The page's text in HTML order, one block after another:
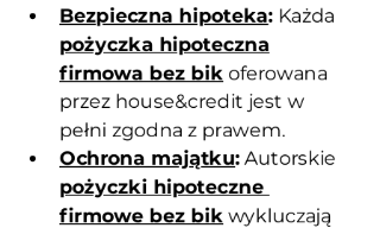
Bezpieczna hipoteka: Każda
pożyczka hipoteczna
firmowa bez bik oferowana
przez house&credit jest w
pełni zgodna z prawem.
Ochrona majątku: Autorskie
pożyczki hipoteczne
firmowe bez bik wykluczają